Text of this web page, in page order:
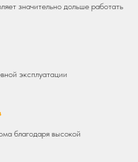
значительно дольше работать
эксплуатации
благодаря высокой